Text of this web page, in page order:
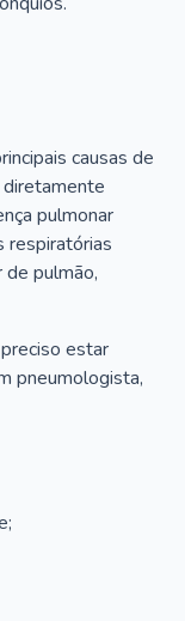
causas de
diretamente
pulmonar
respiratórias
de pulmão,
estar
pneumologista,